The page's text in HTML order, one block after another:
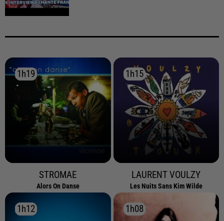
1h19
1h19
STROMAE
Alors On Danse
1h15
1h15
LAURENT VOULZY
Les Nuits Sans Kim Wilde
1h12
1h12 1h08
1h08